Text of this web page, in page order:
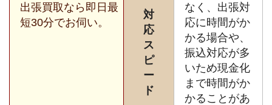
出張買取なら即日最
短30分でお伺い。
対
応
ス
ピ
ー
ド
なく、出張対
応に時間がか
かる場合や、
振込対応が多
いため現金化
まで時間がか
かることがあ